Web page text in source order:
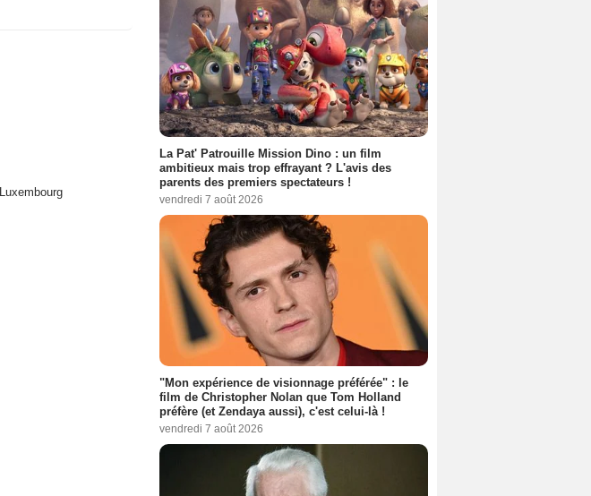
Luxembourg
La Pat' Patrouille Mission Dino : un film
ambitieux mais trop effrayant ? L'avis des
parents des premiers spectateurs !
vendredi 7 août 2026
"Mon expérience de visionnage préférée" : le
film de Christopher Nolan que Tom Holland
préfère (et Zendaya aussi), c'est celui-là !
vendredi 7 août 2026